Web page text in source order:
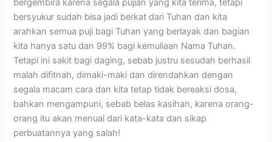
bergembira karena segala pujian yang kita terima, tetapi
bersyukur sudah bisa jadi berkat dari Tuhan dan kita
arahkan semua puji bagi Tuhan yang berlayak dan bagian
kita hanya satu dan 99% bagi kemuliaan Nama Tuhan.
Tetapi ini sakit bagi daging, sebab justru sesudah berhasil
malah difitnah, dimaki-maki dan direndahkan dengan
segala macam cara dan kita tetap tidak bereaksi dosa,
bahkan mengampuni, sebab belas kasihan, karena orang-
orang itu akan menuai dari kata-kata dan sikap
perbuatannya yang salah!